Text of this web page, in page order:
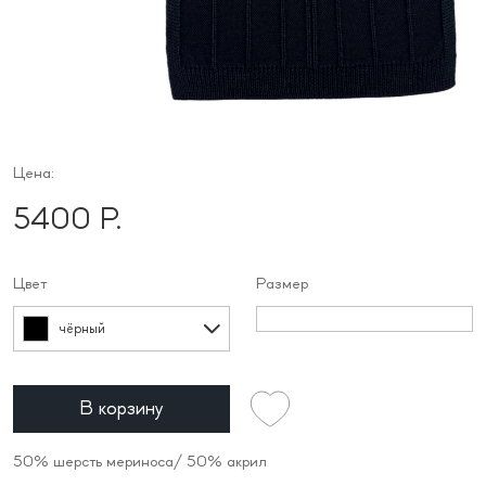
Цена:
5400 Р.
Цвет
чёрный
Размер
В корзину
50% шерсть мериноса/ 50% акрил